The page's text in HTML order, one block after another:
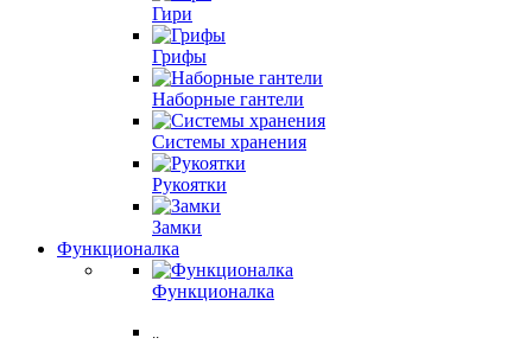
Гири
Грифы
Наборные гантели
Системы хранения
Рукоятки
Замки
Функционалка
Функционалка
..